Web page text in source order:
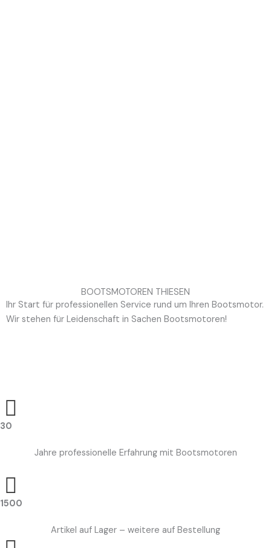
BOOTSMOTOREN THIESEN
Ihr Start für professionellen Service rund um Ihren Bootsmotor.
Wir stehen für Leidenschaft in Sachen Bootsmotoren!
30
Jahre professionelle Erfahrung mit Bootsmotoren
1500
Artikel auf Lager – weitere auf Bestellung